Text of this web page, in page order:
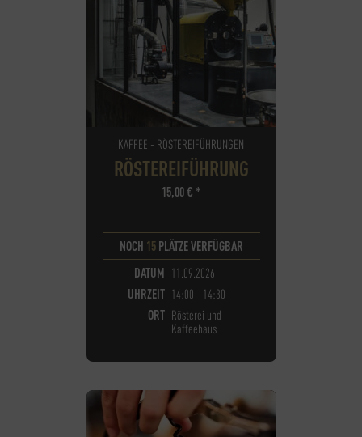
KAFFEE - RÖSTEREIFÜHRUNGEN
RÖSTEREIFÜHRUNG
15,00€ *
NOCH 15PLÄTZE VERFÜGBAR
DATUM 11.09.2026
UHRZEIT 14:00 - 14:30
ORT Rösterei und
Kaffeehaus